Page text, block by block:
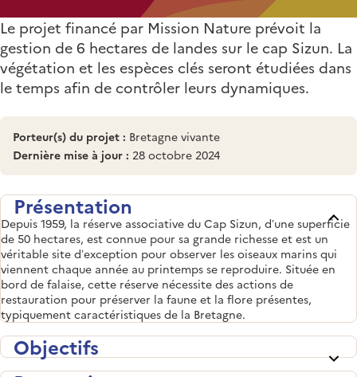
Le projet financé par Mission Nature prévoit la
gestion de 6 hectares de landes sur le cap Sizun. La
végétation et les espèces clés seront étudiées dans
le temps afin de contrôler leurs dynamiques.
Porteur(s) du projet : Bretagne vivante
Dernière mise à jour : 28 octobre 2024
Présentation
Depuis 1959, la réserve associative du Cap Sizun, d’une superficie
de 50 hectares, est connue pour sa grande richesse et est un
véritable site d’exception pour observer les oiseaux marins qui
viennent chaque année au printemps se reproduire. Située en
bord de falaise, cette réserve nécessite des actions de
restauration pour préserver la faune et la flore présentes,
typiquement caractéristiques de la Bretagne.
Objectifs